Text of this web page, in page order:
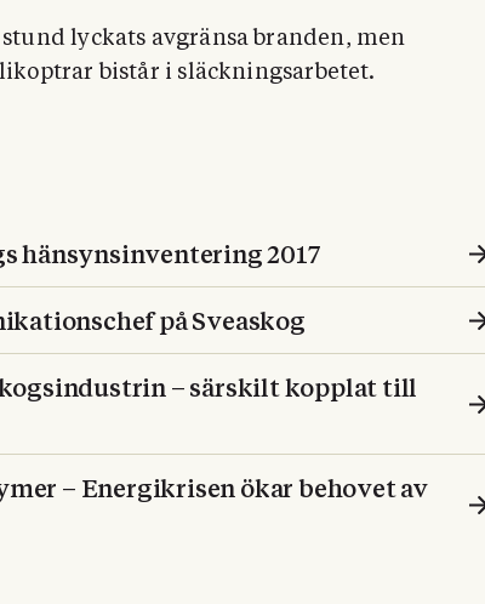
lyckats avgränsa branden, men
bistår i släckningsarbetet.
hänsynsinventering 2017
på Sveaskog
– särskilt kopplat till
– Energikrisen ökar behovet av